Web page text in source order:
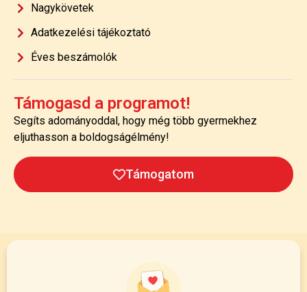
Nagykövetek
Adatkezelési tájékoztató
Éves beszámolók
Támogasd a programot!
Segíts adományoddal, hogy még több gyermekhez
eljuthasson a boldogságélmény!
Támogatom